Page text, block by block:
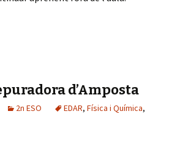
d’Amposta
2n ESO EDAR, Física i Química,